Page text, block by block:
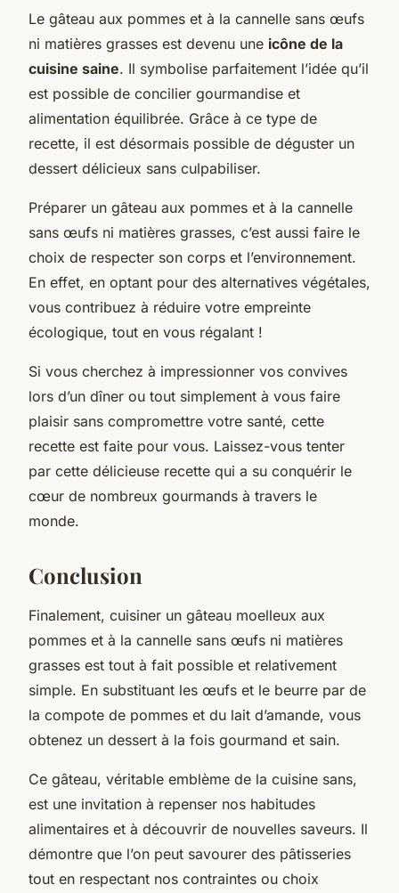
Le gâteau aux pommes et à la cannelle sans œufs
ni matières grasses est devenu une icône de la
cuisine saine. Il symbolise parfaitement l’idée qu’il
est possible de concilier gourmandise et
alimentation équilibrée. Grâce à ce type de
recette, il est désormais possible de déguster un
dessert délicieux sans culpabiliser.
Préparer un gâteau aux pommes et à la cannelle
sans œufs ni matières grasses, c’est aussi faire le
choix de respecter son corps et l’environnement.
En effet, en optant pour des alternatives végétales,
vous contribuez à réduire votre empreinte
écologique, tout en vous régalant !
Si vous cherchez à impressionner vos convives
lors d’un dîner ou tout simplement à vous faire
plaisir sans compromettre votre santé, cette
recette est faite pour vous. Laissez-vous tenter
par cette délicieuse recette qui a su conquérir le
cœur de nombreux gourmands à travers le
monde.
Conclusion
Finalement, cuisiner un gâteau moelleux aux
pommes et à la cannelle sans œufs ni matières
grasses est tout à fait possible et relativement
simple. En substituant les œufs et le beurre par de
la compote de pommes et du lait d’amande, vous
obtenez un dessert à la fois gourmand et sain.
Ce gâteau, véritable emblème de la cuisine sans,
est une invitation à repenser nos habitudes
alimentaires et à découvrir de nouvelles saveurs. Il
démontre que l’on peut savourer des pâtisseries
tout en respectant nos contraintes ou choix